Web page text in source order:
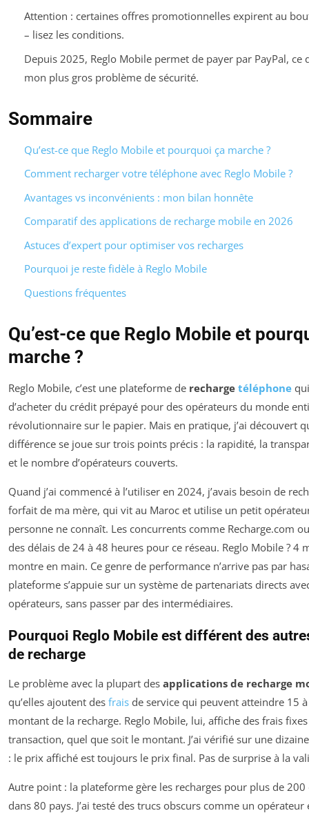
Attention : certaines offres promotionnelles expirent au
– lisez les conditions.
Depuis 2025, Reglo Mobile permet de payer par PayPal, ce
mon plus gros problème de sécurité.
Sommaire
Qu’est-ce que Reglo Mobile et pourquoi ça marche ?
Comment recharger votre téléphone avec Reglo Mobile ?
Avantages vs inconvénients : mon bilan honnête
Comparatif des applications de recharge mobile en 2026
Astuces d’expert pour optimiser vos recharges
Pourquoi je reste fidèle à Reglo Mobile
Questions fréquentes
Qu’est-ce que Reglo Mobile et
marche ?
Reglo Mobile, c’est une plateforme de recharge téléphone
d’acheter du crédit prépayé pour des opérateurs du monde
révolutionnaire sur le papier. Mais en pratique, j’ai découvert
différence se joue sur trois points précis : la rapidité, la
et le nombre d’opérateurs couverts.
Quand j’ai commencé à l’utiliser en 2024, j’avais besoin de
forfait de ma mère, qui vit au Maroc et utilise un petit
personne ne connaît. Les concurrents comme Recharge.com
des délais de 24 à 48 heures pour ce réseau. Reglo Mobile ? 4
montre en main. Ce genre de performance n’arrive pas par
plateforme s’appuie sur un système de partenariats directs
opérateurs, sans passer par des intermédiaires.
Pourquoi Reglo Mobile est différent des
de recharge
Le problème avec la plupart des applications de recharge
qu’elles ajoutent des frais de service qui peuvent atteindre 15
montant de la recharge. Reglo Mobile, lui, affiche des frais
transaction, quel que soit le montant. J’ai vérifié sur une
: le prix affiché est toujours le prix final. Pas de surprise à la
Autre point : la plateforme gère les recharges pour plus de
dans 80 pays. J’ai testé des trucs obscurs comme un opérateur